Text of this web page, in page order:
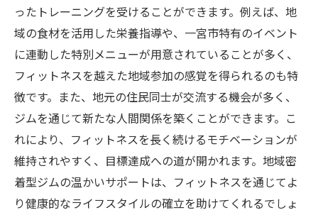
ったトレーニングを受けることができます。例えば、地
域の食材を活用した栄養指導や、一宮市特有のイベント
に連動した特別メニューが用意されていることが多く、
フィットネスを越えた地域参加の感覚を得られるのも特
徴です。また、地元の住民同士が交流する機会が多く、
ジムを通じて新たな人間関係を築くことができます。こ
れにより、フィットネスを長く続けるモチベーションが
維持されやすく、目標達成への道が開かれます。地域密
着型ジムの温かいサポートは、フィットネスを通じてよ
り健康的なライフスタイルの確立を助けてくれるでしょ